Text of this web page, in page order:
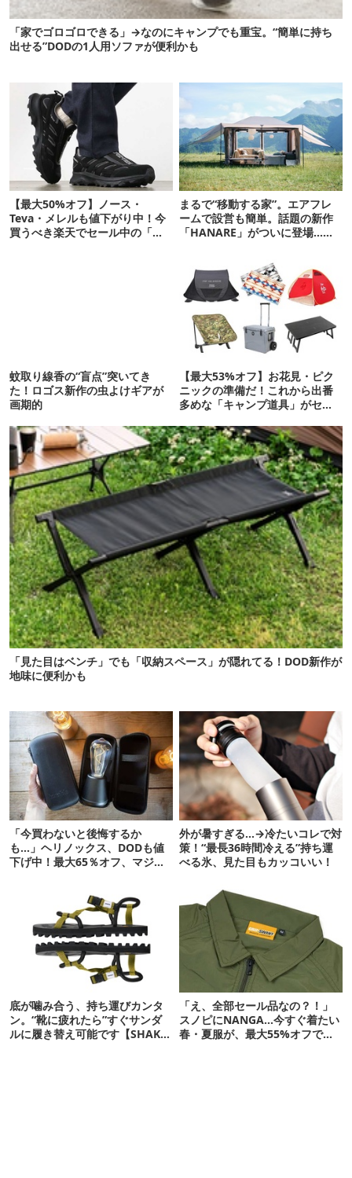
「家でゴロゴロできる」→なのにキャンプでも重宝。“簡単に持ち
出せる”DODの1人用ソファが便利かも
【最大50%オフ】ノース・
Teva・メレルも値下がり中！今
買うべき楽天でセール中の「ア
まるで“移動する家”。エアフレ
ームで設営も簡単。話題の新作
「HANARE」がついに登場…！
蚊取り線香の“盲点”突いてき
た！ロゴス新作の虫よけギアが
画期的
【最大53%オフ】お花見・ピク
ニックの準備だ！これから出番
多めな「キャンプ道具」がセー
「見た目はベンチ」でも「収納スペース」が隠れてる！DOD新作が
地味に便利かも
「今買わないと後悔するか
も…」ヘリノックス、DODも値
下げ中！最大65％オフ、マジで
外が暑すぎる…→冷たいコレで対
策！“最長36時間冷える”持ち運
べる氷、見た目もカッコいい！
底が噛み合う、持ち運びカンタ
ン。“靴に疲れたら”すぐサンダ
ルに履き替え可能です【SHAKA
「え、全部セール品なの？！」
スノピにNANGA…今すぐ着たい
春・夏服が、最大55%オフで狙